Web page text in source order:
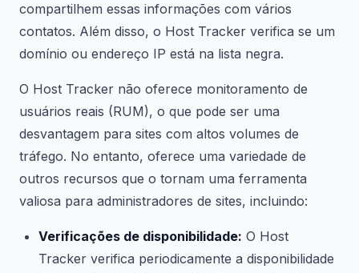
compartilhem essas informações com vários
contatos. Além disso, o Host Tracker verifica se um
domínio ou endereço IP está na lista negra.
O Host Tracker não oferece monitoramento de
usuários reais (RUM), o que pode ser uma
desvantagem para sites com altos volumes de
tráfego. No entanto, oferece uma variedade de
outros recursos que o tornam uma ferramenta
valiosa para administradores de sites, incluindo:
Verificações de disponibilidade: O Host
Tracker verifica periodicamente a disponibilidade